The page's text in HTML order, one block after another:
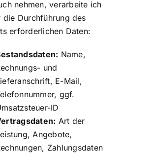
nehmen, verarbeite ich
die Durchführung des
erforderlichen Daten:
Name,
und
E-Mail,
ggf.
ID
Art der
Angebote,
Zahlungsdaten